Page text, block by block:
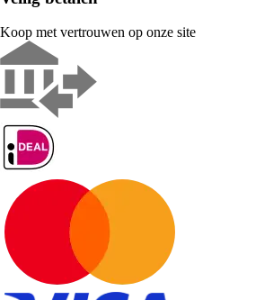
Koop met vertrouwen op onze site